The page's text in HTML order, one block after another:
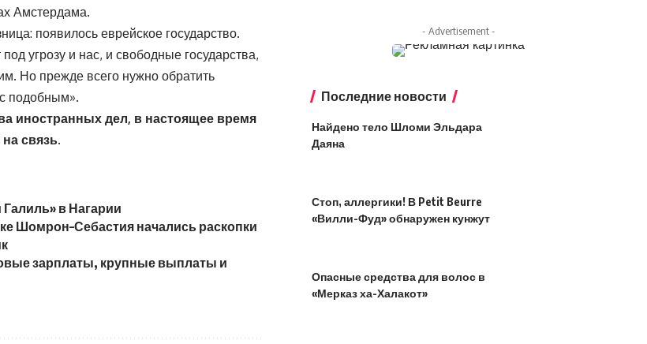
Амстердама.
появилось еврейское государство.
угрозу и нас, и свободные государства,
Но прежде всего нужно обратить
подобным».
иностранных дел, в настоящее время
связь.
Галиль» в Нагарии
Шомрон–Себастия начались раскопки
зарплаты, крупные выплаты и
- Advertisement -
Последние новости
Найдено тело Шломи Эльдара
Даяна
Стоп, аллергики! В Petit Beurre
«Вилли-Фуд» обнаружен кунжут
Опасные средства для волос в
«Мерказ ха-Халакот»